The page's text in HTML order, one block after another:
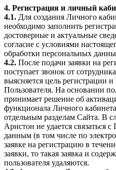
4. Регистрация и личный
4.1. Для создания Личного
необходимо заполнить
достоверные и актуальные
согласие с условиями
обработки персональных
4.2. После подачи заявки на
поступает звонок от
выясняется цель регистрации
Пользователя. На основании
принимает решение об
функционала Личного
отдельным разделам Сайта. В
Аристон не удается связаться
данным (в том числе по
заявке на регистрацию в
заявки, то такая заявка и
пользователя удаляются.